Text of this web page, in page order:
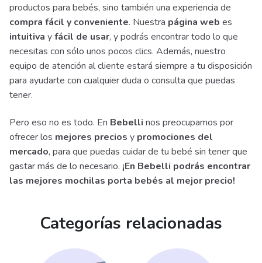
productos para bebés, sino también una experiencia de
compra fácil y conveniente. Nuestra página web es
intuitiva yfácil de usar, y podrás encontrar todo lo que
necesitas con sólo unos pocos clics. Además, nuestro
equipo de atención al cliente estará siempre a tu disposición
para ayudarte con cualquier duda o consulta que puedas
tener.
Pero eso no es todo. En Bebelli nos preocupamos por
ofrecer los mejores precios y promociones del
mercado, para que puedas cuidar de tu bebé sin tener que
gastar más de lo necesario. ¡En Bebelli podrás encontrar
las mejores mochilas porta bebés al mejor precio!
Categorías relacionadas